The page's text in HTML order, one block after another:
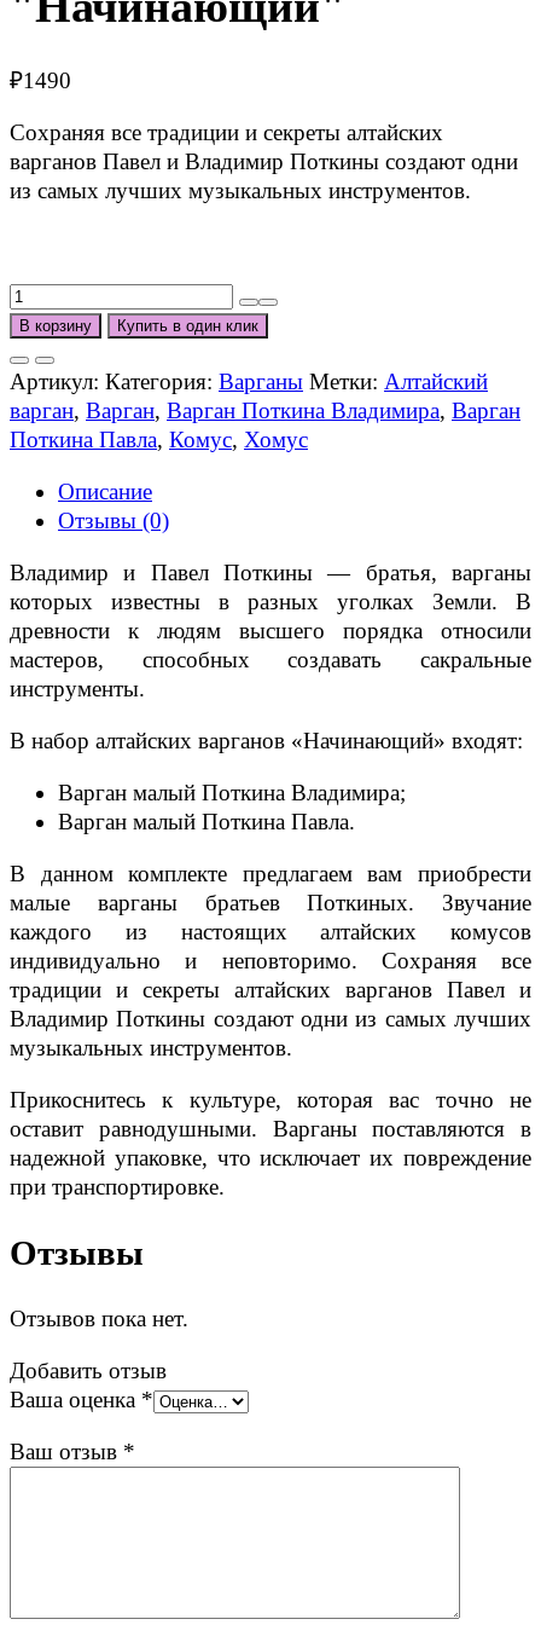
₽1490
Сохраняя все традиции и секреты алтайских
варганов Павел и Владимир Поткины создают одни
из самых лучших музыкальных инструментов.
Количество
товара
Набор
варганов
"Начинающий"
В корзину Купить в один клик
Артикул: Категория: Варганы Метки: Алтайский
варган, Варган, Варган Поткина Владимира, Варган
Поткина Павла, Комус, Хомус
Описание
Отзывы (0)
Владимир и Павел Поткины — братья, варганы
которых известны в разных уголках Земли. В
древности к людям высшего порядка относили
мастеров, способных создавать сакральные
инструменты.
В набор алтайских варганов «Начинающий» входят:
Варган малый Поткина Владимира;
Варган малый Поткина Павла.
В данном комплекте предлагаем вам приобрести
малые варганы братьев Поткиных. Звучание
каждого из настоящих алтайских комусов
индивидуально и неповторимо. Сохраняя все
традиции и секреты алтайских варганов Павел и
Владимир Поткины создают одни из самых лучших
музыкальных инструментов.
Прикоснитесь к культуре, которая вас точно не
оставит равнодушными. Варганы поставляются в
надежной упаковке, что исключает их повреждение
при транспортировке.
Отзывы
Отзывов пока нет.
Добавить отзыв
Ваша оценка *
Ваш отзыв *